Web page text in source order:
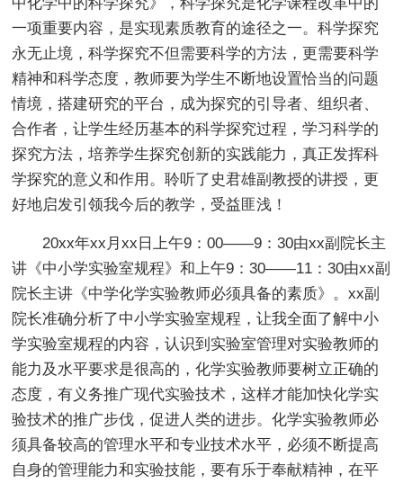
一项重要内容，是实现素质教育的途径之一。科学探究
永无止境，科学探究不但需要科学的方法，更需要科学
精神和科学态度，教师要为学生不断地设置恰当的问题
情境，搭建研究的平台，成为探究的引导者、组织者、
合作者，让学生经历基本的科学探究过程，学习科学的
探究方法，培养学生探究创新的实践能力，真正发挥科
学探究的意义和作用。聆听了史君雄副教授的讲授，更
好地启发引领我今后的教学，受益匪浅！
20xx年xx月xx日上午9：00——9：30由xx副院长主
讲《中小学实验室规程》和上午9：30——11：30由xx副
院长主讲《中学化学实验教师必须具备的素质》。xx副
院长准确分析了中小学实验室规程，让我全面了解中小
学实验室规程的内容，认识到实验室管理对实验教师的
能力及水平要求是很高的，化学实验教师要树立正确的
态度，有义务推广现代实验技术，这样才能加快化学实
验技术的推广步伐，促进人类的进步。化学实验教师必
须具备较高的管理水平和专业技术水平，必须不断提高
自身的管理能力和实验技能，要有乐于奉献精神，在平